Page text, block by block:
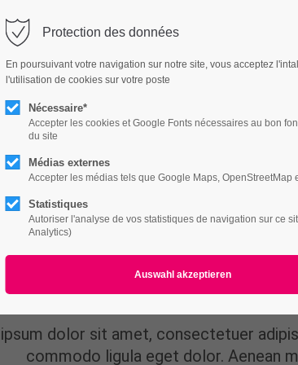
dolor sit amet:
/ 365days
8:00am - 5:00pm
San Francisco,
Drop us a
vitalite.ch
Features Page Presets
Countdown
dolor sit amet, consectetuer
commodo ligula eget dolor. Aenean
Protection des données
En poursuivant votre navigation sur notre site, vous acceptez
l'utilisation de cookies sur votre poste
Nécessaire*
Accepter les cookies et Google Fonts nécessaires au bon
du site
Médias externes
Accepter les médias tels que Google Maps, OpenStreetMap
Statistiques
Autoriser l'analyse de vos statistiques de navigation sur ce
Analytics)